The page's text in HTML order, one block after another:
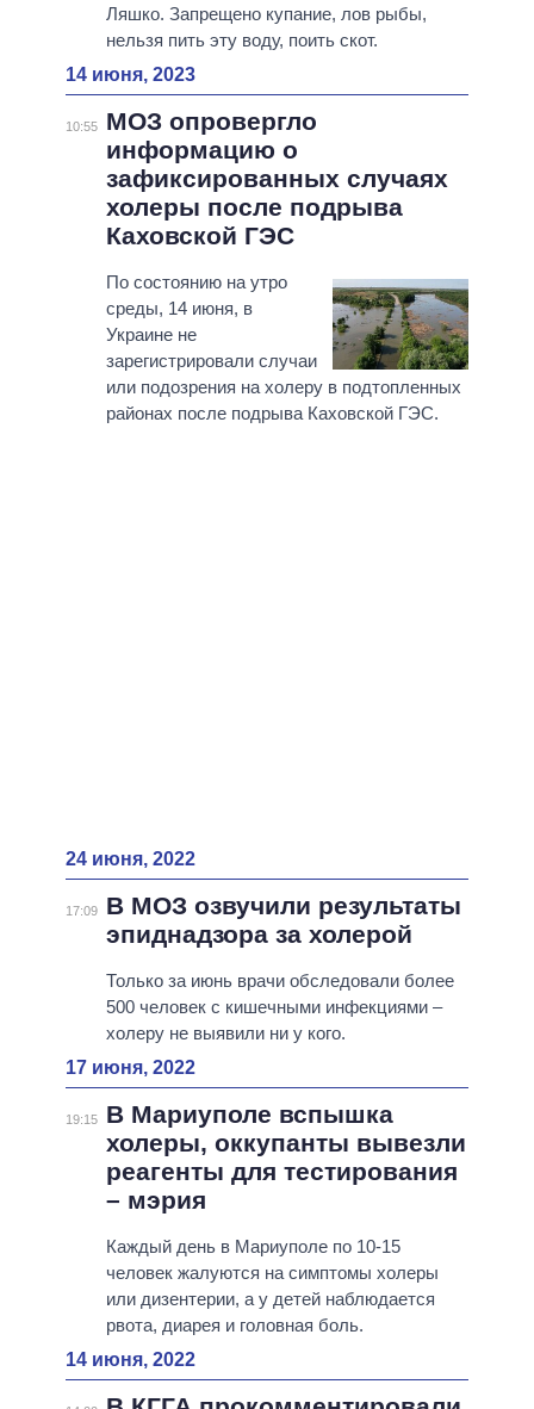
Ляшко. Запрещено купание, лов рыбы,
нельзя пить эту воду, поить скот.
14 июня, 2023
10:55
МОЗ опровергло
информацию о
зафиксированных случаях
холеры после подрыва
Каховской ГЭС
По состоянию на утро
среды, 14 июня, в
Украине не
зарегистрировали случаи
или подозрения на холеру в подтопленных
районах после подрыва Каховской ГЭС.
24 июня, 2022
17:09
В МОЗ озвучили результаты
эпиднадзора за холерой
Только за июнь врачи обследовали более
500 человек с кишечными инфекциями –
холеру не выявили ни у кого.
17 июня, 2022
19:15
В Мариуполе вспышка
холеры, оккупанты вывезли
реагенты для тестирования
– мэрия
Каждый день в Мариуполе по 10-15
человек жалуются на симптомы холеры
или дизентерии, а у детей наблюдается
рвота, диарея и головная боль.
14 июня, 2022